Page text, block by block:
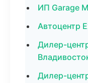
ИП Garage
Автоцентр
Дилер-
Дилер-